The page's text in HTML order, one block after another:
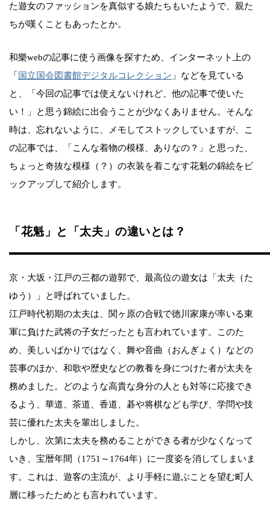
た遊女のファッションを真似する娘たちもいたようで、親た
ちが嘆くこともあったとか。
和樂webの記事に使う画像を探すため、インターネット上の
「国立国会図書館デジタルコレクション 」などを見ている
と、「今回の記事では使えないけれど、他の記事で使いた
い！」と思う錦絵に出会うことが少なくありません。そんな
時は、忘れないように、メモしてストックしていますが、こ
の記事では、「こんな着物の模様、ありなの？」と思った、
ちょっと奇抜な模様（？）の衣装を着こなす花魁の錦絵をピ
ックアップして紹介します。
「花魁」と「太夫」の違いとは？
京・大坂・江戸の三都の遊郭で、最高位の遊女は「太夫（た
ゆう）」と呼ばれていました。
江戸時代初期の太夫は、関ヶ原の合戦で徳川家康が率いる東
軍に負けた武将の子女だったとも言われています。このた
め、美しいばかりではなく、舞や音曲（おんぎょく）などの
芸事のほか、和歌や歴史などの教養を身につけた者が太夫を
務めました。どのような高貴な身分の人とも対等に応接でき
るよう、華道、茶道、香道、碁や将棋なども学び、学問や技
芸に優れた太夫を輩出しました。
しかし、次第に太夫を務めることができる者が少なくなって
いき、宝暦年間（1751～1764年）に一度姿を消してしまいま
す。これは、遊客の主流が、より手軽に遊ぶことを望む町人
層に移ったためとも言われています。